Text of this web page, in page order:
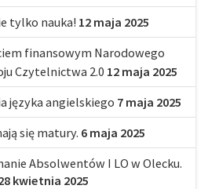
tylko nauka! 12 maja 2025
finansowym Narodowego
Czytelnictwa 2.0 12 maja 2025
języka angielskiego 7 maja 2025
się matury. 6 maja 2025
Absolwentów I LO w Olecku.
kwietnia 2025